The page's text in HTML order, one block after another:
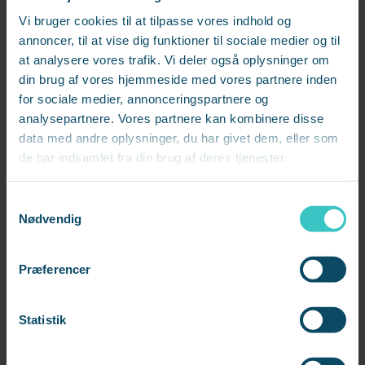
Vi bruger cookies til at tilpasse vores indhold og
annoncer, til at vise dig funktioner til sociale medier og til
at analysere vores trafik. Vi deler også oplysninger om
din brug af vores hjemmeside med vores partnere inden
for sociale medier, annonceringspartnere og
analysepartnere. Vores partnere kan kombinere disse
data med andre oplysninger, du har givet dem, eller som
de har indsamlet fra din brug af deres tjenester.
Nødvendig
Præferencer
Statistik
din opgavebunke. Der er hele tiden noget på jobbet,
der haster, eller nogen der forstyrrer. Men nu er dine
arbejdsopgaver sat på pause. Så find de faglige
bøger, lydbøger, podcasts frem, du længe har haft
på din to-do - og fordyb dig med god samvittighed.
Så står du endnu skarpere, når hjemsendelsen er
Luft dine tanker overfor din leder (og andre for den
tendens til at få tunnelsyn. Vi bliver mere og mere